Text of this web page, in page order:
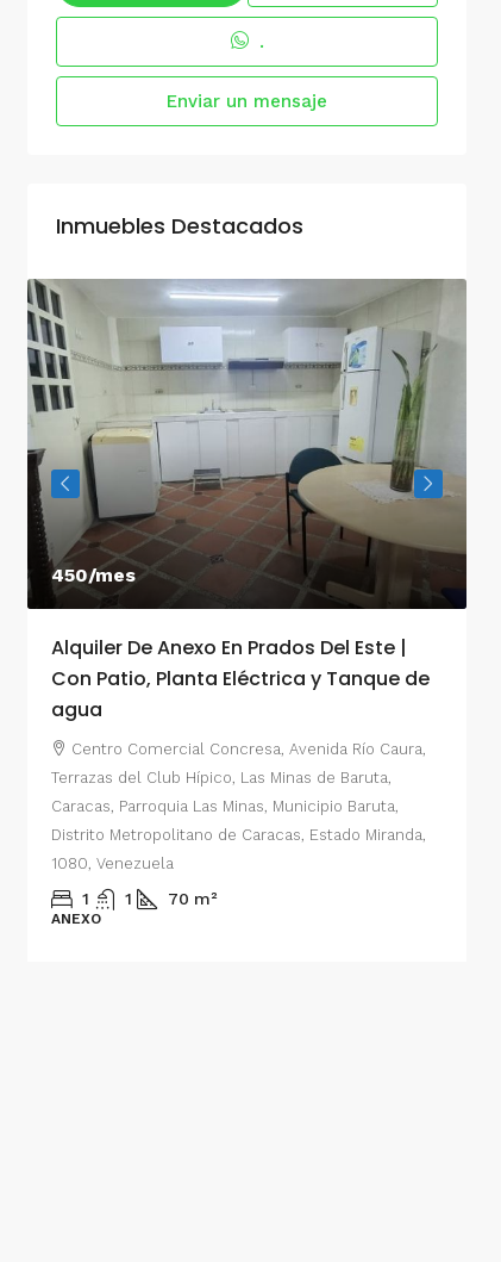
.
Enviar un mensaje
Inmuebles Destacados
450/mes
Alquiler De Anexo En Prados Del Este |
Con Patio, Planta Eléctrica y Tanque de
agua
Centro Comercial Concresa, Avenida Río Caura,
Terrazas del Club Hípico, Las Minas de Baruta,
Caracas, Parroquia Las Minas, Municipio Baruta,
Distrito Metropolitano de Caracas, Estado Miranda,
1080, Venezuela
1 1 70 m²
ANEXO